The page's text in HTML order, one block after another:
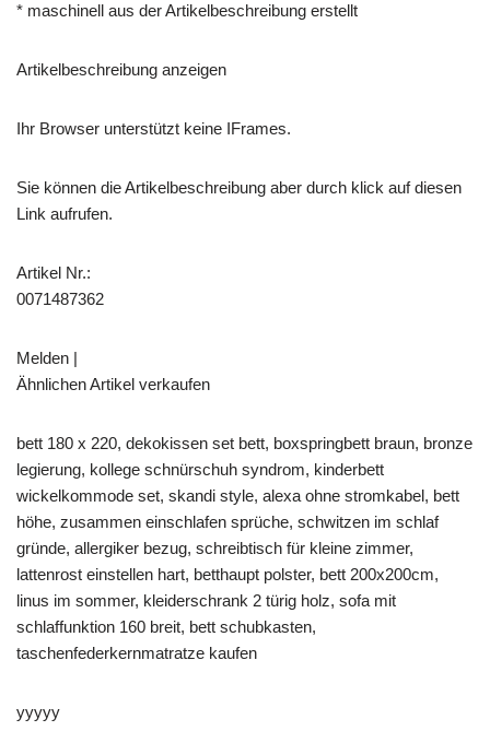
* maschinell aus der Artikelbeschreibung erstellt
Artikelbeschreibung anzeigen
Ihr Browser unterstützt keine IFrames.
Sie können die Artikelbeschreibung aber durch klick auf diesen
Link aufrufen.
Artikel Nr.:
0071487362
Melden |
Ähnlichen Artikel verkaufen
bett 180 x 220, dekokissen set bett, boxspringbett braun, bronze
legierung, kollege schnürschuh syndrom, kinderbett
wickelkommode set, skandi style, alexa ohne stromkabel, bett
höhe, zusammen einschlafen sprüche, schwitzen im schlaf
gründe, allergiker bezug, schreibtisch für kleine zimmer,
lattenrost einstellen hart, betthaupt polster, bett 200x200cm,
linus im sommer, kleiderschrank 2 türig holz, sofa mit
schlaffunktion 160 breit, bett schubkasten,
taschenfederkernmatratze kaufen
yyyyy